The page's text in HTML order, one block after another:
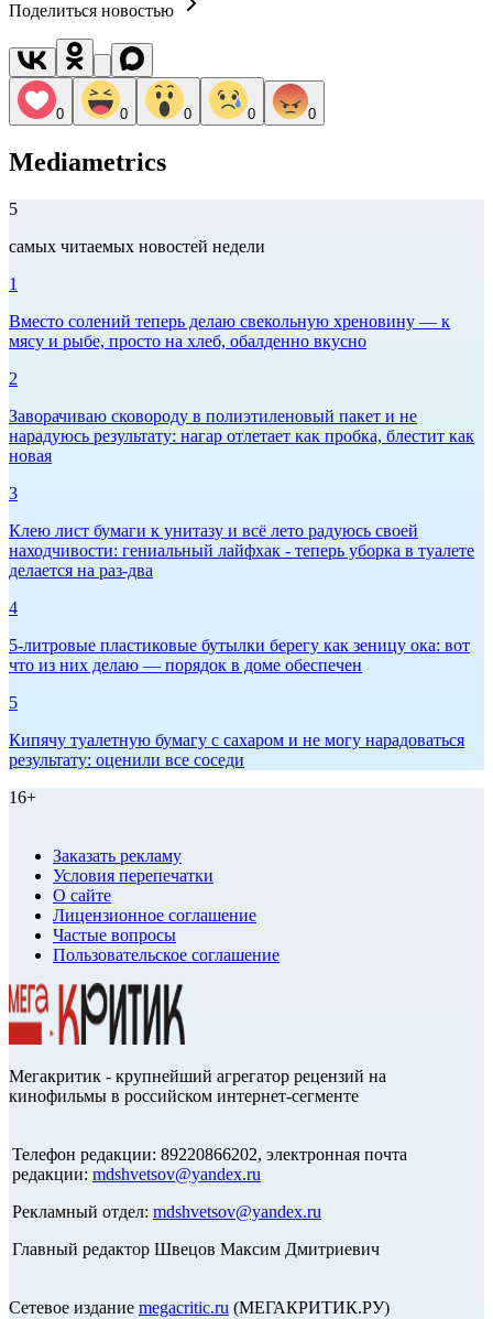
Поделиться новостью
0 0 0 0 0
Mediametrics
5
самых читаемых новостей недели
1
Вместо солений теперь делаю свекольную хреновину — к
мясу и рыбе, просто на хлеб, обалденно вкусно
2
Заворачиваю сковороду в полиэтиленовый пакет и не
нарадуюсь результату: нагар отлетает как пробка, блестит как
новая
3
Клею лист бумаги к унитазу и всё лето радуюсь своей
находчивости: гениальный лайфхак - теперь уборка в туалете
делается на раз-два
4
5-литровые пластиковые бутылки берегу как зеницу ока: вот
что из них делаю — порядок в доме обеспечен
5
Кипячу туалетную бумагу с сахаром и не могу нарадоваться
результату: оценили все соседи
16+
Заказать рекламу
Условия перепечатки
О сайте
Лицензионное соглашение
Частые вопросы
Пользовательское соглашение
Мегакритик - крупнейший агрегатор рецензий на
кинофильмы в российском интернет-сегменте
Телефон редакции: 89220866202, электронная почта
редакции: mdshvetsov@yandex.ru
Рекламный отдел: mdshvetsov@yandex.ru
Главный редактор Швецов Максим Дмитриевич
Сетевое издание megacritic.ru (МЕГАКРИТИК.РУ)